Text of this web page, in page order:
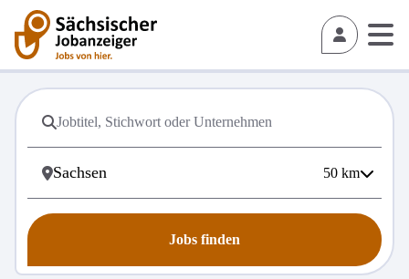
50 km
Jobs finden